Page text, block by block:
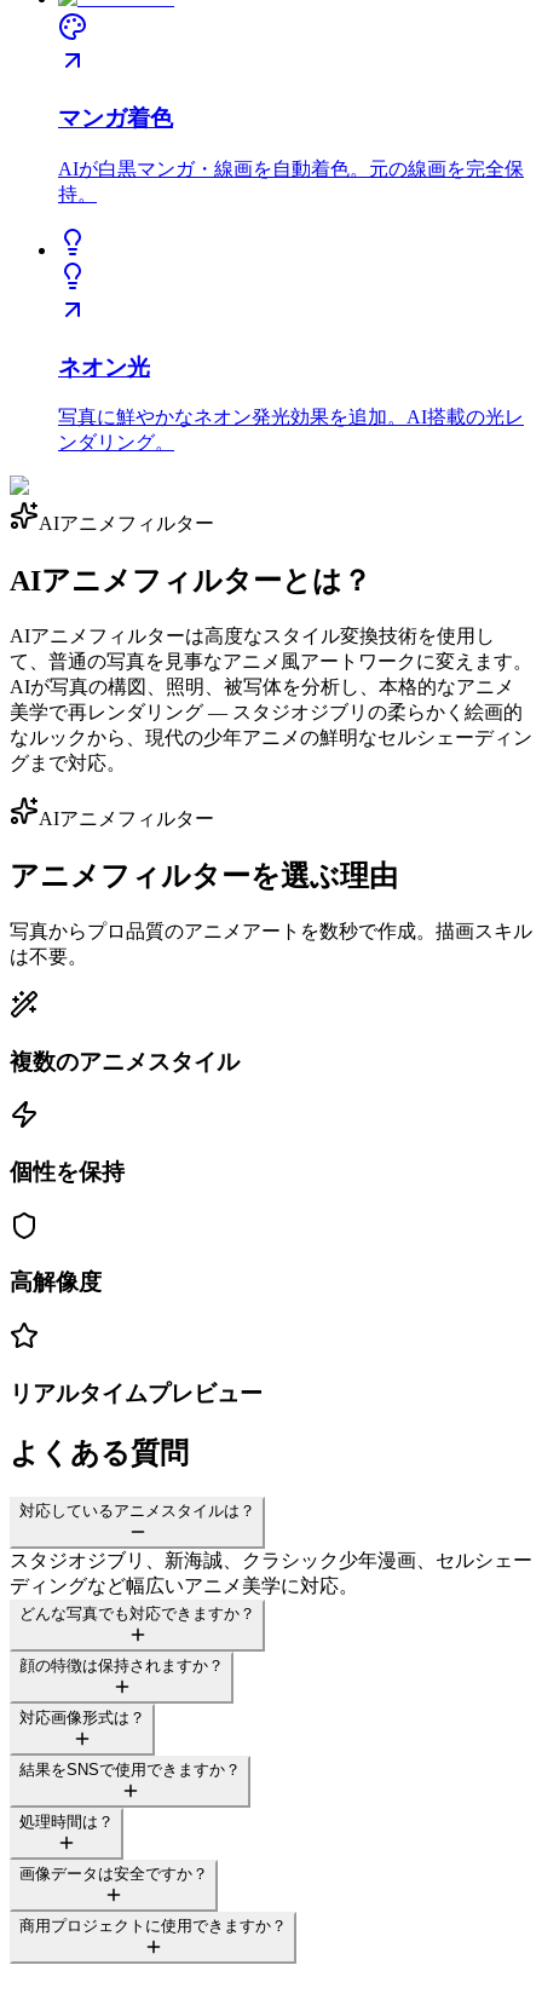
マンガ着色
AIが白黒マンガ・線画を自動着色。元の線画を完全保
持。
ネオン光
写真に鮮やかなネオン発光効果を追加。AI搭載の光レ
ンダリング。
AIアニメフィルター
AIアニメフィルターとは？
AIアニメフィルターは高度なスタイル変換技術を使用し
て、普通の写真を見事なアニメ風アートワークに変えます。
AIが写真の構図、照明、被写体を分析し、本格的なアニメ
美学で再レンダリング — スタジオジブリの柔らかく絵画的
なルックから、現代の少年アニメの鮮明なセルシェーディン
グまで対応。
AIアニメフィルター
アニメフィルターを選ぶ理由
写真からプロ品質のアニメアートを数秒で作成。描画スキル
は不要。
複数のアニメスタイル
個性を保持
高解像度
リアルタイムプレビュー
よくある質問
対応しているアニメスタイルは？
スタジオジブリ、新海誠、クラシック少年漫画、セルシェー
ディングなど幅広いアニメ美学に対応。
どんな写真でも対応できますか？
顔の特徴は保持されますか？
対応画像形式は？
結果をSNSで使用できますか？
処理時間は？
画像データは安全ですか？
商用プロジェクトに使用できますか？